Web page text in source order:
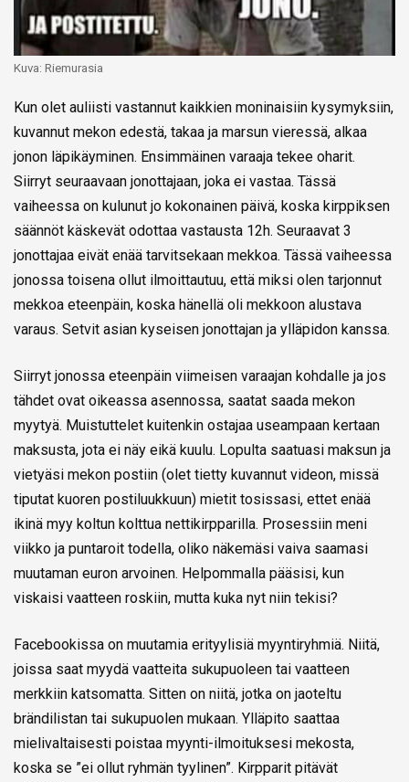
Kuva: Riemurasia
Kun olet auliisti vastannut kaikkien moninaisiin kysymyksiin,
kuvannut mekon edestä, takaa ja marsun vieressä, alkaa
jonon läpikäyminen. Ensimmäinen varaaja tekee oharit.
Siirryt seuraavaan jonottajaan, joka ei vastaa. Tässä
vaiheessa on kulunut jo kokonainen päivä, koska kirppiksen
säännöt käskevät odottaa vastausta 12h. Seuraavat 3
jonottajaa eivät enää tarvitsekaan mekkoa. Tässä vaiheessa
jonossa toisena ollut ilmoittautuu, että miksi olen tarjonnut
mekkoa eteenpäin, koska hänellä oli mekkoon alustava
varaus. Setvit asian kyseisen jonottajan ja ylläpidon kanssa.
Siirryt jonossa eteenpäin viimeisen varaajan kohdalle ja jos
tähdet ovat oikeassa asennossa, saatat saada mekon
myytyä. Muistuttelet kuitenkin ostajaa useampaan kertaan
maksusta, jota ei näy eikä kuulu. Lopulta saatuasi maksun ja
vietyäsi mekon postiin (olet tietty kuvannut videon, missä
tiputat kuoren postiluukkuun) mietit tosissasi, ettet enää
ikinä myy koltun kolttua nettikirpparilla. Prosessiin meni
viikko ja puntaroit todella, oliko näkemäsi vaiva saamasi
muutaman euron arvoinen. Helpommalla pääsisi, kun
viskaisi vaatteen roskiin, mutta kuka nyt niin tekisi?
Facebookissa on muutamia erityylisiä myyntiryhmiä. Niitä,
joissa saat myydä vaatteita sukupuoleen tai vaatteen
merkkiin katsomatta. Sitten on niitä, jotka on jaoteltu
brändilistan tai sukupuolen mukaan. Ylläpito saattaa
mielivaltaisesti poistaa myynti-ilmoituksesi mekosta,
koska se ”ei ollut ryhmän tyylinen”. Kirpparit pitävät